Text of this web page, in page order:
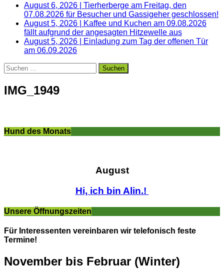
August 6, 2026
Tierherberge am Freitag, den
07.08.2026 für Besucher und Gassigeher geschlossen!
August 5, 2026
Kaffee und Kuchen am 09.08.2026
fällt aufgrund der angesagten Hitzewelle aus
August 5, 2026
Einladung zum Tag der offenen Tür
am 06.09.2026
Suchen
nach:
IMG_1949
Hund des Monats
August
Hi, ich bin Alin.!
Unsere Öffnungszeiten
Für Interessenten vereinbaren wir telefonisch feste
Termine!
November bis Februar (Winter)